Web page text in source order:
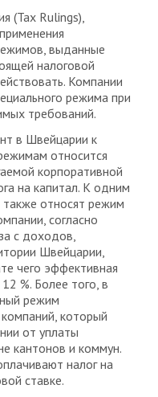
(Tax Rulings),
выданные
налоговой
Компании
режима при
требований.
в Швейцарии к
относится
корпоративной
на капитал. К одним
относят режим
согласно
с доходов,
Швейцарии,
чего эффективная
%. Более того, в
режим
который
от уплаты
кантонов и коммун.
налог на
ставке.